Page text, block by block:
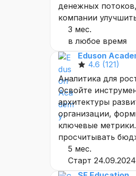
денежных
компании
3 мес.
в любое время
Eduson
4.6 (121)
Аналитика для
Освойте
архитектуры
организации,
ключевые
просчитывать
5 мес.
Старт 24.09.2024